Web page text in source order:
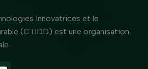
Innovatrices et le
(CTIDD) est une organisation